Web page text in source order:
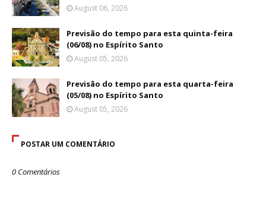
August 06, 2026
Previsão do tempo para esta quinta-feira
(06/08) no Espírito Santo
August 05, 2026
Previsão do tempo para esta quarta-feira
(05/08) no Espírito Santo
August 05, 2026
POSTAR UM COMENTÁRIO
0 Comentários